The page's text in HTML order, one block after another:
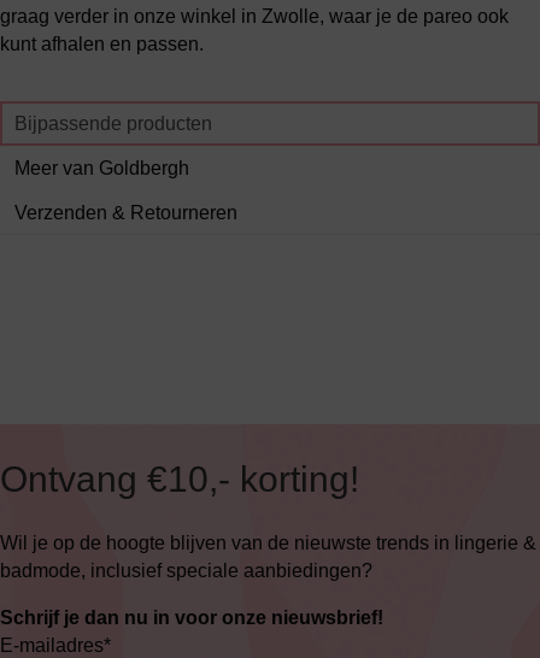
graag verder in onze winkel in Zwolle, waar je de pareo ook
kunt afhalen en passen.
Bijpassende producten
Meer van Goldbergh
Verzenden & Retourneren
Ontvang €10,- korting!
Wil je op de hoogte blijven van de nieuwste trends in lingerie &
badmode, inclusief speciale aanbiedingen?
Schrijf je dan nu in voor onze nieuwsbrief!
E-mailadres*